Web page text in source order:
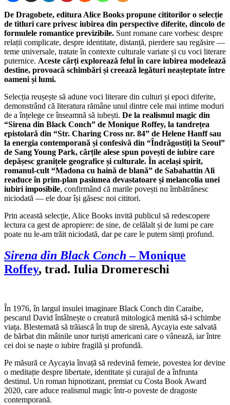
De Dragobete, editura Alice Books propune cititorilor o selecție
de titluri care privesc iubirea din perspective diferite, dincolo de
formulele romantice previzibile. Sunt romane care vorbesc despre
relații complicate, despre identitate, distanță, pierdere sau regăsire —
teme universale, tratate în contexte culturale variate și cu voci literare
puternice. Aceste cărți explorează felul în care iubirea modelează
destine, provoacă schimbări și creează legături neașteptate între
oameni și lumi.
Selecția reușește să adune voci literare din culturi și epoci diferite,
demonstrând că literatura rămâne unul dintre cele mai intime moduri
de a înțelege ce înseamnă să iubești. De la realismul magic din
“Sirena din Black Conch” de Monique Roffey, la tandrețea
epistolară din “Str. Charing Cross nr. 84” de Helene Hanff sau
la energia contemporană și confesivă din “Îndrăgostiți la Seoul”
de Sang Young Park, cărțile alese spun povești de iubire care
depășesc granițele geografice și culturale. În același spirit,
romanul-cult “Madona cu haină de blană” de Sabahattin Ali
readuce în prim-plan pasiunea devastatoare și melancolia unei
iubiri imposibile, confirmând că marile povești nu îmbătrânesc
niciodată — ele doar își găsesc noi cititori.
Prin această selecție, Alice Books invită publicul să redescopere
lectura ca gest de apropiere: de sine, de celălalt și de lumi pe care
poate nu le-am trăit niciodată, dar pe care le putem simți profund.
Sirena din Black Conch– Monique
Roffey, trad. Iulia Dromereschi
În 1976, în largul insulei imaginare Black Conch din Caraibe,
pescarul David întâlnește o creatură mitologică menită să-i schimbe
viața. Blestemată să trăiască în trup de sirenă, Aycayia este salvată
de bărbat din mâinile unor turiști americani care o vânează, iar între
cei doi se naște o iubire fragilă și profundă.
Pe măsură ce Aycayia învață să redevină femeie, povestea lor devine
o meditație despre libertate, identitate și curajul de a înfrunta
destinul. Un roman hipnotizant, premiat cu Costa Book Award
2020, care aduce realismul magic într-o poveste de dragoste
contemporană.